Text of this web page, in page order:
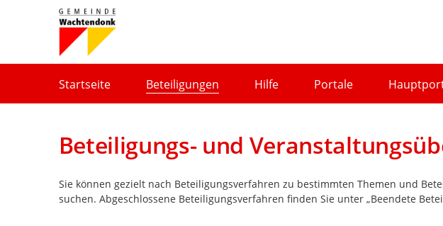
Startseite Beteiligungen Hilfe Portale
Beteiligungs- und
Sie können gezielt nach Beteiligungsverfahren zu bestimmten Themen und
suchen. Abgeschlossene Beteiligungsverfahren finden Sie unter „Beendete